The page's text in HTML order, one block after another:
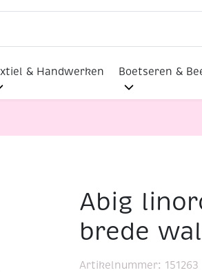
& Handwerken Boetseren &
Abig
brede
Artikelnummer: 151263